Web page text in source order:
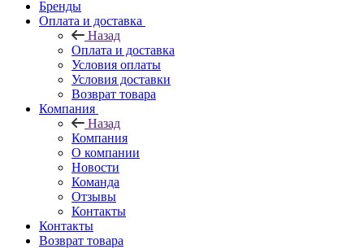
Бренды
Оплата и доставка
Назад
Оплата и доставка
Условия оплаты
Условия доставки
Возврат товара
Компания
Назад
Компания
О компании
Новости
Команда
Отзывы
Контакты
Контакты
Возврат товара